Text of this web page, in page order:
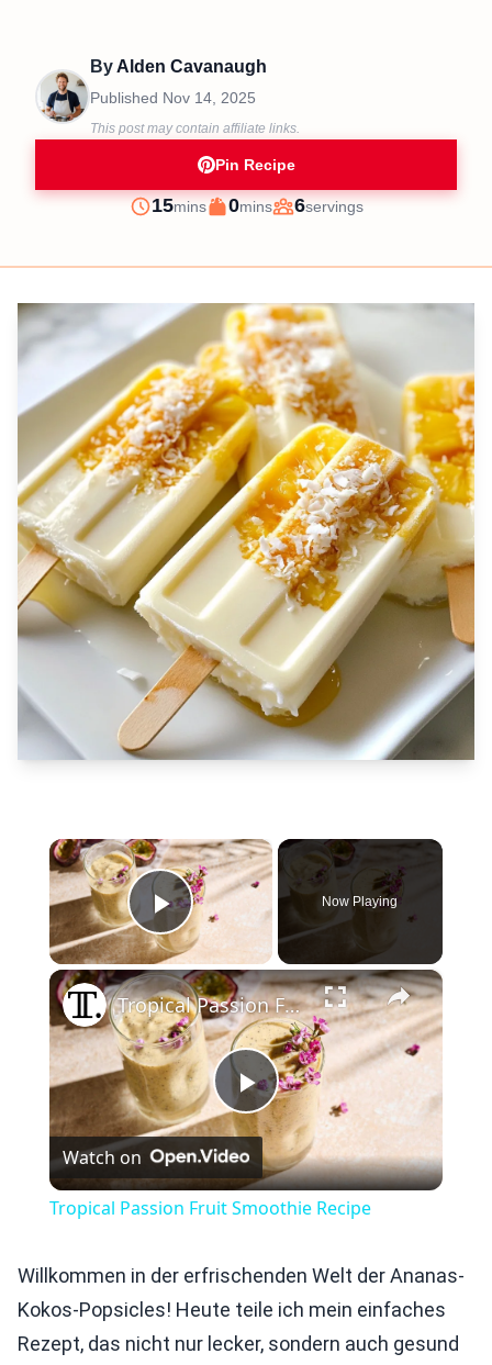
ByAlden Cavanaugh
Published Nov 14, 2025
This post may contain affiliate links.
Pin Recipe
Prep
15minutes
mins
Cook
0minutes
mins
Servings
6servings
×
Play Video
Now Playing
×
Play
Video
Tropical Passion Fruit Smoothie Recipe
Watch on
Tropical Passion Fruit Smoothie Recipe
Willkommen in der erfrischenden Welt der Ananas-
Kokos-Popsicles! Heute teile ich mein einfaches
Rezept, das nicht nur lecker, sondern auch gesund